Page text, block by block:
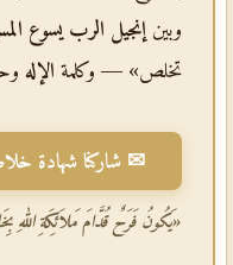
وبين إنجيل الرب يسوع
تخلص» — وكلمة الإله
✉ شاركنا شهادة
«يَكُونُ فَرَحٌ قُدَّامَ مَلاَئِكَةِ اللهِ